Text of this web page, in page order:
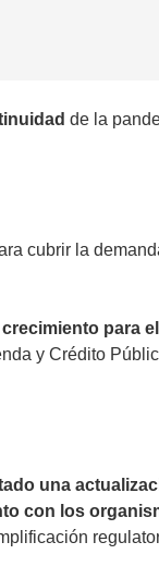
de la
cubrir la
para
y Crédito
una
con los